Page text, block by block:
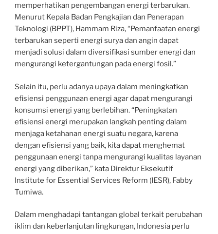
memperhatikan pengembangan energi terbarukan.
Menurut Kepala Badan Pengkajian dan Penerapan
Teknologi (BPPT), Hammam Riza, “Pemanfaatan energi
terbarukan seperti energi surya dan angin dapat
menjadi solusi dalam diversifikasi sumber energi dan
mengurangi ketergantungan pada energi fosil.”
Selain itu, perlu adanya upaya dalam meningkatkan
efisiensi penggunaan energi agar dapat mengurangi
konsumsi energi yang berlebihan. “Peningkatan
efisiensi energi merupakan langkah penting dalam
menjaga ketahanan energi suatu negara, karena
dengan efisiensi yang baik, kita dapat menghemat
penggunaan energi tanpa mengurangi kualitas layanan
energi yang diberikan,” kata Direktur Eksekutif
Institute for Essential Services Reform (IESR), Fabby
Tumiwa.
Dalam menghadapi tantangan global terkait perubahan
iklim dan keberlanjutan lingkungan, Indonesia perlu